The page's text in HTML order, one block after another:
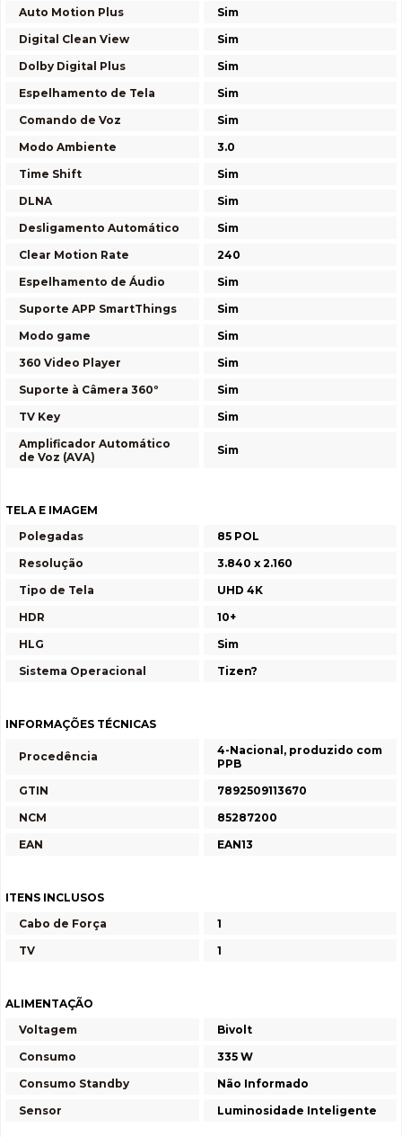
Auto Motion Plus
Sim
Digital Clean View
Sim
Dolby Digital Plus
Sim
Espelhamento de Tela
Sim
Comando de Voz
Sim
Modo Ambiente
3.0
Time Shift
Sim
DLNA
Sim
Desligamento Automático
Sim
Clear Motion Rate
240
Espelhamento de Áudio
Sim
Suporte APP SmartThings
Sim
Modo game
Sim
360 Video Player
Sim
Suporte à Câmera 360º
Sim
TV Key
Sim
Amplificador Automático
de Voz (AVA)
Sim
TELA E IMAGEM
Polegadas
85 POL
Resolução
3.840 x 2.160
Tipo de Tela
UHD 4K
HDR
10+
HLG
Sim
Sistema Operacional
Tizen?
INFORMAÇÕES TÉCNICAS
Procedência
4-Nacional, produzido com
PPB
GTIN
7892509113670
NCM
85287200
EAN
EAN13
ITENS INCLUSOS
Cabo de Força
1
TV
1
ALIMENTAÇÃO
Voltagem
Bivolt
Consumo
335 W
Consumo Standby
Não Informado
Sensor
Luminosidade Inteligente